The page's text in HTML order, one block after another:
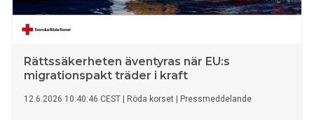
Rättssäkerheten äventyras när EU:s
migrationspakt träder i kraft
12.6.2026 10:40:46 CEST Röda korset Pressmeddelande